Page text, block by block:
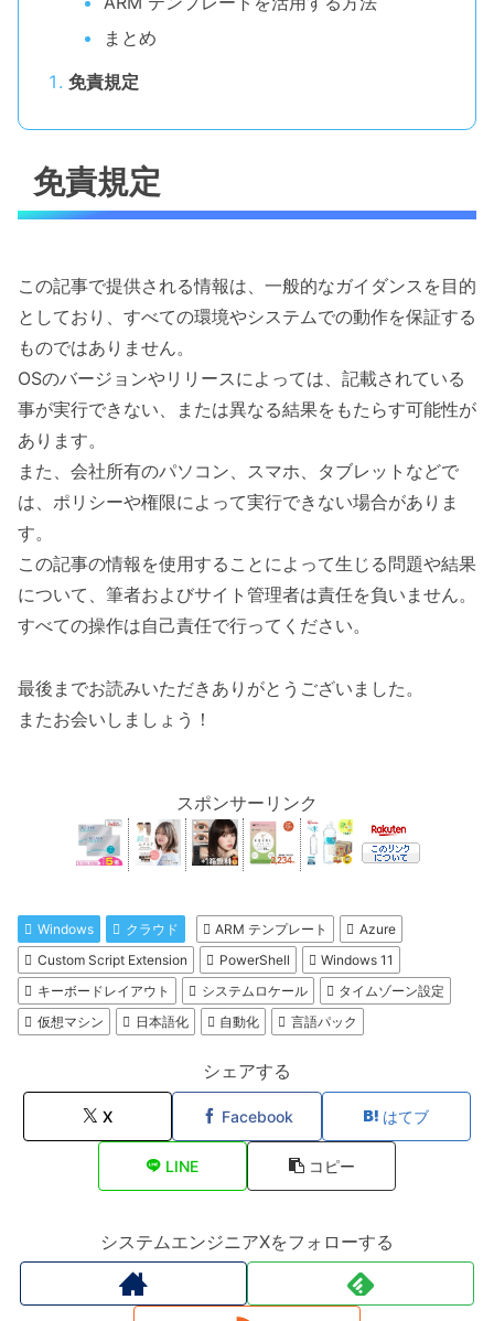
まとめ
免責規定
免責規定
この記事で提供される情報は、一般的なガイダンスを目的
としており、すべての環境やシステムでの動作を保証する
ものではありません。
OSのバージョンやリリースによっては、記載されている
事が実行できない、または異なる結果をもたらす可能性が
あります。
また、会社所有のパソコン、スマホ、タブレットなどで
は、ポリシーや権限によって実行できない場合がありま
す。
この記事の情報を使用することによって生じる問題や結果
について、筆者およびサイト管理者は責任を負いません。
すべての操作は自己責任で行ってください。
最後までお読みいただきありがとうございました。
またお会いしましょう！
スポンサーリンク
Windows クラウド ARM テンプレート
Azure
Custom Script Extension
PowerShell
Windows 11
キーボードレイアウト
システムロケール
タイムゾーン設定
仮想マシン
日本語化 自動化 言語パック
シェアする
X Facebook はてブ
LINE コピー
システムエンジニアXをフォローする